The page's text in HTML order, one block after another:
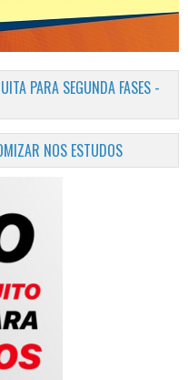
PARA SEGUNDA FASES -
NOS ESTUDOS